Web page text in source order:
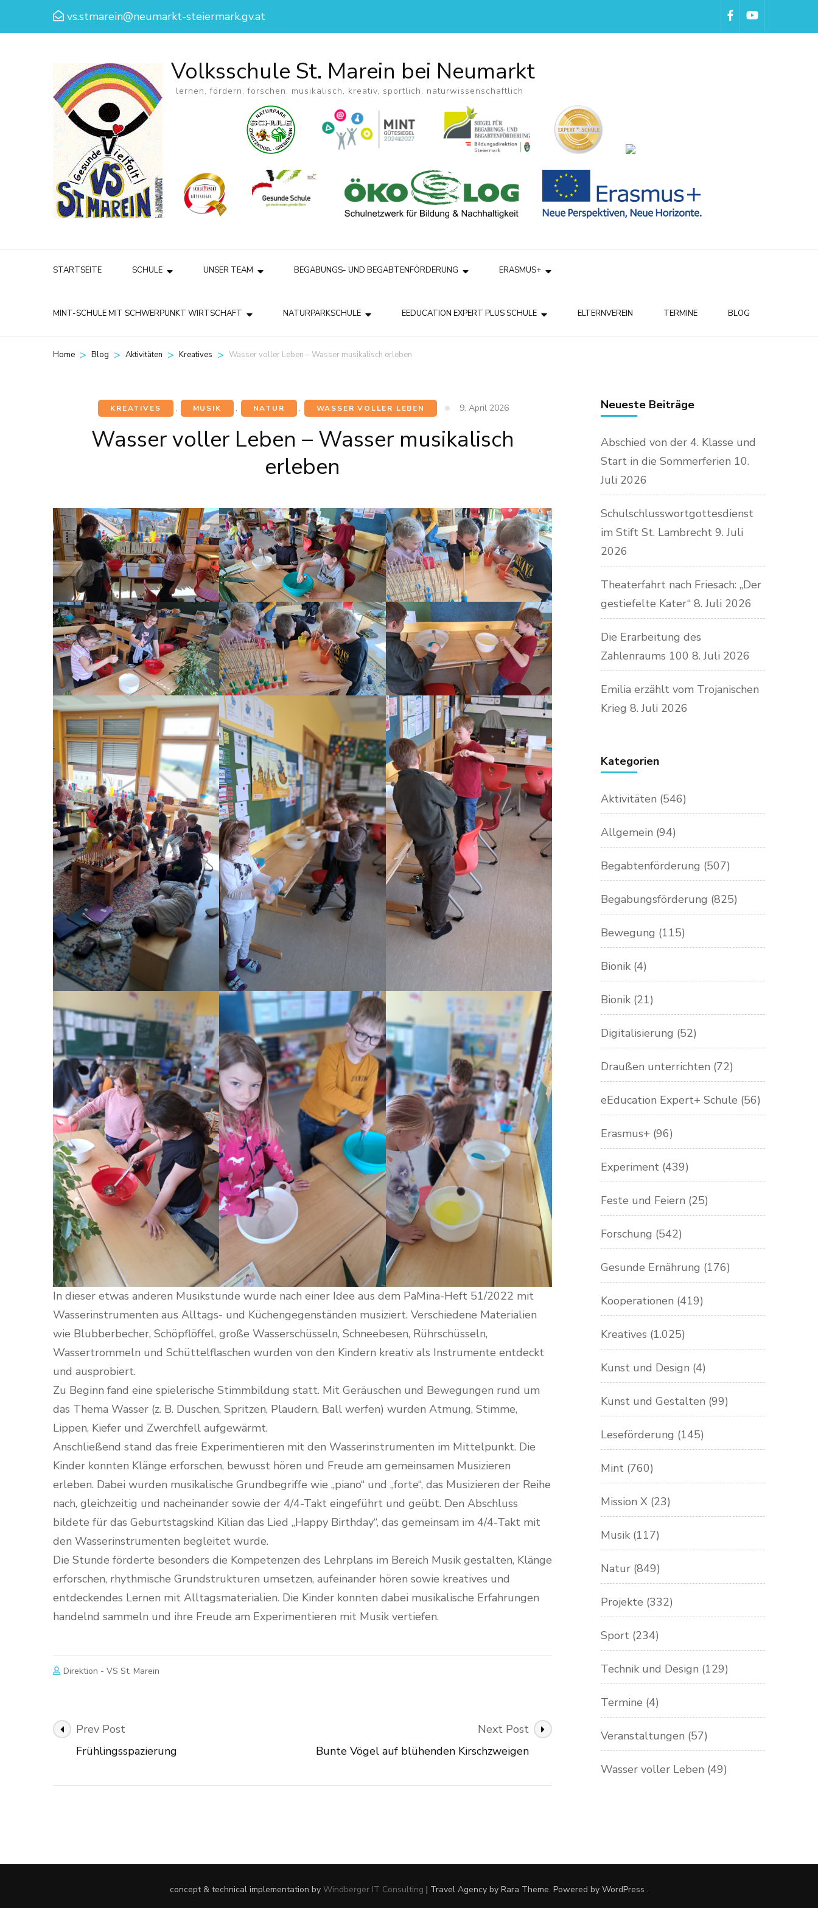
vs.stmarein@neumarkt-steiermark.gv.at
Volksschule St. Marein bei Neumarkt
lernen, fördern, forschen, musikalisch, kreativ, sportlich, naturwissenschaftlich
STARTSEITE SCHULE UNSER TEAM BEGABUNGS- UND BEGABTENFÖRDERUNG ERASMUS+
MINT-SCHULE MIT SCHWERPUNKT WIRTSCHAFT NATURPARKSCHULE EEDUCATION EXPERT PLUS SCHULE ELTERNVEREIN TERMINE BLOG
Home > Blog > Aktivitäten > Kreatives > Wasser voller Leben – Wasser musikalisch erleben
KREATIVES , MUSIK , NATUR , WASSER VOLLER LEBEN 9. April 2026
Wasser voller Leben – Wasser musikalisch
erleben
In dieser etwas anderen Musikstunde wurde nach einer Idee aus dem PaMina-Heft 51/2022 mit
Wasserinstrumenten aus Alltags- und Küchengegenständen musiziert. Verschiedene Materialien
wie Blubberbecher, Schöpflöffel, große Wasserschüsseln, Schneebesen, Rührschüsseln,
Wassertrommeln und Schüttelflaschen wurden von den Kindern kreativ als Instrumente entdeckt
und ausprobiert.
Zu Beginn fand eine spielerische Stimmbildung statt. Mit Geräuschen und Bewegungen rund um
das Thema Wasser (z. B. Duschen, Spritzen, Plaudern, Ball werfen) wurden Atmung, Stimme,
Lippen, Kiefer und Zwerchfell aufgewärmt.
Anschließend stand das freie Experimentieren mit den Wasserinstrumenten im Mittelpunkt. Die
Kinder konnten Klänge erforschen, bewusst hören und Freude am gemeinsamen Musizieren
erleben. Dabei wurden musikalische Grundbegriffe wie „piano“ und „forte“, das Musizieren der Reihe
nach, gleichzeitig und nacheinander sowie der 4/4-Takt eingeführt und geübt. Den Abschluss
bildete für das Geburtstagskind Kilian das Lied „Happy Birthday“, das gemeinsam im 4/4-Takt mit
den Wasserinstrumenten begleitet wurde.
Die Stunde förderte besonders die Kompetenzen des Lehrplans im Bereich Musik gestalten, Klänge
erforschen, rhythmische Grundstrukturen umsetzen, aufeinander hören sowie kreatives und
entdeckendes Lernen mit Alltagsmaterialien. Die Kinder konnten dabei musikalische Erfahrungen
handelnd sammeln und ihre Freude am Experimentieren mit Musik vertiefen.
Direktion - VS St. Marein
Post
Navigation
Prev Post
Frühlingsspazierung
Next Post
Bunte Vögel auf blühenden Kirschzweigen
Neueste Beiträge
Abschied von der 4. Klasse und
Start in die Sommerferien 10.
Juli 2026
Schulschlusswortgottesdienst
im Stift St. Lambrecht 9. Juli
2026
Theaterfahrt nach Friesach: „Der
gestiefelte Kater“ 8. Juli 2026
Die Erarbeitung des
Zahlenraums 100 8. Juli 2026
Emilia erzählt vom Trojanischen
Krieg 8. Juli 2026
Kategorien
Aktivitäten (546)
Allgemein (94)
Begabtenförderung (507)
Begabungsförderung (825)
Bewegung (115)
Bionik (4)
Bionik (21)
Digitalisierung (52)
Draußen unterrichten (72)
eEducation Expert+ Schule (56)
Erasmus+ (96)
Experiment (439)
Feste und Feiern (25)
Forschung (542)
Gesunde Ernährung (176)
Kooperationen (419)
Kreatives (1.025)
Kunst und Design (4)
Kunst und Gestalten (99)
Leseförderung (145)
Mint (760)
Mission X (23)
Musik (117)
Natur (849)
Projekte (332)
Sport (234)
Technik und Design (129)
Termine (4)
Veranstaltungen (57)
Wasser voller Leben (49)
concept & technical implementation by Windberger IT Consulting | Travel Agencyby Rara Theme. Powered by WordPress .